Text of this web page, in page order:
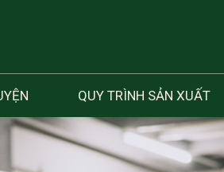
QUY TRÌNH SẢN XUẤT